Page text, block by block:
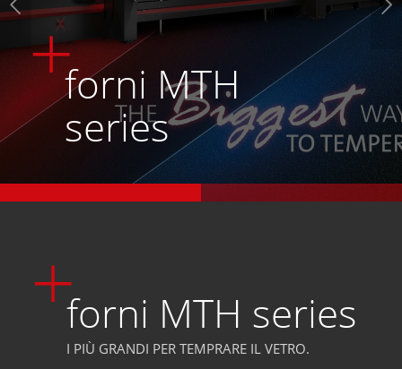
forni MTH
series
forni MTH series
I PIÙ GRANDI PER TEMPRARE IL VETRO.